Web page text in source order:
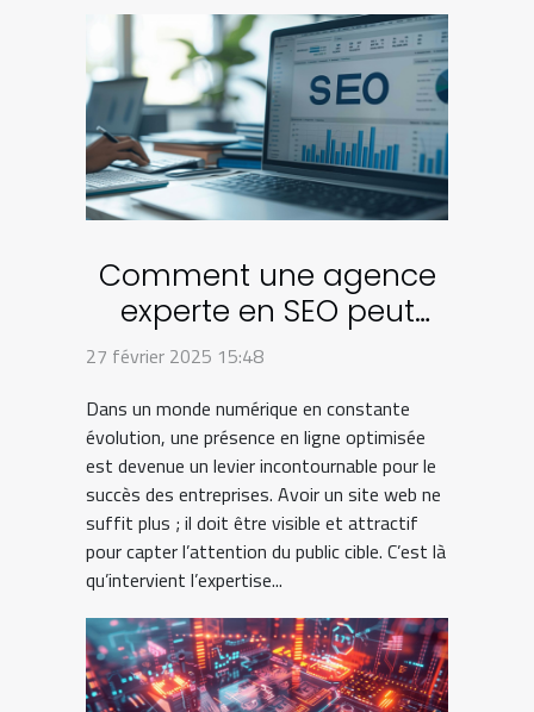
Comment une agence
experte en SEO peut
transformer votre
27 février 2025 15:48
Dans un monde numérique en constante
évolution, une présence en ligne optimisée
est devenue un levier incontournable pour le
succès des entreprises. Avoir un site web ne
suffit plus ; il doit être visible et attractif
pour capter l’attention du public cible. C’est là
qu’intervient l’expertise...